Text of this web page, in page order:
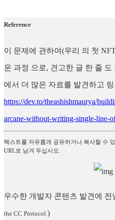
Reference
이 문제에 관하여(우리 의 첫
운 과정 으로, 견고한 글 한 줄
에서 더 많은 자료를 발견하고
https://dev.to/theashishmaurya/
arcane-without-writing-single-line-
텍스트를 자유롭게 공유하거나 복사할 수
URL로 남겨 두십시오.
우수한 개발자 콘텐츠 발견에 전
the CC Protocol.)